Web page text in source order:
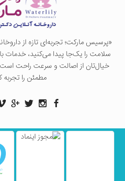
«پرسيس ماركت؛ تجربه‌ای تازه از
سلامت را یک‌جا پیدا می‌کنید، خدمات
خیال‌تان از اصالت و سرعت راحت است.
مطمئن را تجربه